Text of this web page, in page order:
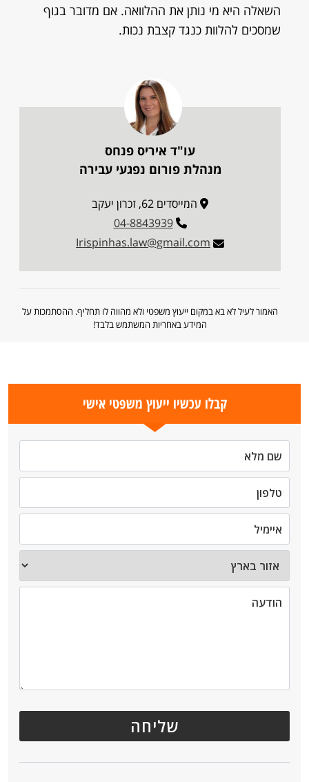
השאלה היא מי נותן את ההלוואה. אם מדובר בגוף
שמסכים להלוות כנגד קצבת נכות.
עו"ד איריס פנחס
מנהלת פורום נפגעי עבירה
המייסדים 62, זכרון יעקב
04-8843939
Irispinhas.law@gmail.com
האמור לעיל לא בא במקום ייעוץ משפטי ולא מהווה לו תחליף. ההסתמכות על
המידע באחריות המשתמש בלבד!
קבלו עכשיו ייעוץ משפטי אישי